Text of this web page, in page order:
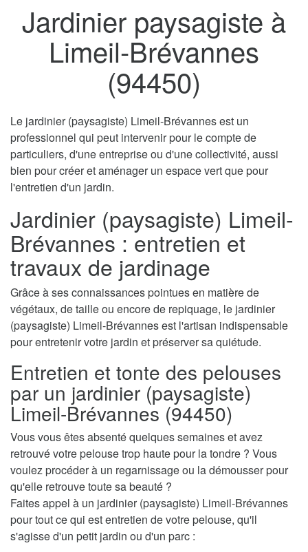
Jardinier paysagiste à
Limeil-Brévannes
(94450)
Le jardinier (paysagiste) Limeil-Brévannes est un
professionnel qui peut intervenir pour le compte de
particuliers, d'une entreprise ou d'une collectivité, aussi
bien pour créer et aménager un espace vert que pour
l'entretien d'un jardin.
Jardinier (paysagiste) Limeil-
Brévannes : entretien et
travaux de jardinage
Grâce à ses connaissances pointues en matière de
végétaux, de taille ou encore de repiquage, le jardinier
(paysagiste) Limeil-Brévannes est l'artisan indispensable
pour entretenir votre jardin et préserver sa quiétude.
Entretien et tonte des pelouses
par un jardinier (paysagiste)
Limeil-Brévannes (94450)
Vous vous êtes absenté quelques semaines et avez
retrouvé votre pelouse trop haute pour la tondre ? Vous
voulez procéder à un regarnissage ou la démousser pour
qu'elle retrouve toute sa beauté ?
Faites appel à un jardinier (paysagiste) Limeil-Brévannes
pour tout ce qui est entretien de votre pelouse, qu'il
s'agisse d'un petit jardin ou d'un parc :